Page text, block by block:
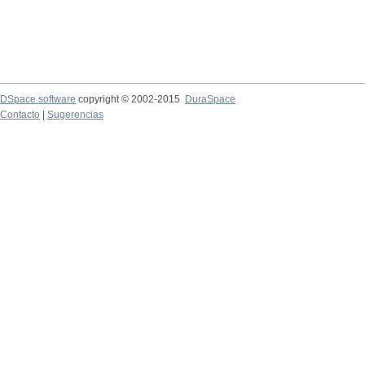
DSpace software copyright © 2002-2015
DuraSpace
Contacto
Sugerencias